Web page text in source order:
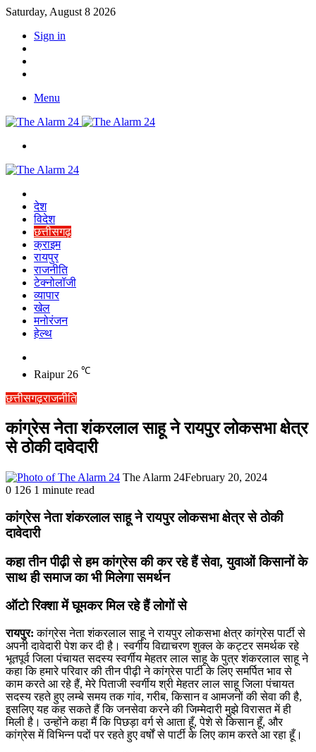
Saturday, August 8 2026
Sign in
Menu
देश
विदेश
छत्तीसगढ़
क्राइम
रायपुर
राजनीति
टेक्नोलॉजी
व्यापार
खेल
मनोरंजन
हेल्थ
skin
Raipur 26 ℃
छत्तीसगढ़राजनीति
कांग्रेस नेता शंकरलाल साहू ने रायपुर लोकसभा क्षेत्र
से ठोकी दावेदारी
The Alarm 24February 20, 2024
0 126 1 minute read
कांग्रेस नेता शंकरलाल साहू ने रायपुर लोकसभा क्षेत्र से ठोकी
दावेदारी
कहा तीन पीढ़ी से हम कांग्रेस की कर रहे हैं सेवा, युवाओं किसानों के
साथ ही समाज का भी मिलेगा समर्थन
ऑटो रिक्शा में घूमकर मिल रहे हैं लोगों से
रायपुर: कांग्रेस नेता शंकरलाल साहू ने रायपुर लोकसभा क्षेत्र कांग्रेस पार्टी से
अपनी दावेदारी पेश कर दी है। स्वर्गीय विद्याचरण शुक्ल के कट्टर समर्थक रहे
भूतपूर्व जिला पंचायत सदस्य स्वर्गीय मेहतर लाल साहू के पुत्र शंकरलाल साहू ने
कहा कि हमारे परिवार की तीन पीढ़ी ने कांग्रेस पार्टी के लिए समर्पित भाव से
काम करते आ रहे हैं, मेरे पिताजी स्वर्गीय श्री मेहतर लाल साहू जिला पंचायत
सदस्य रहते हुए लम्बे समय तक गांव, गरीब, किसान व आमजनों की सेवा की है,
इसलिए यह कह सकते हैं कि जनसेवा करने की जिम्मेदारी मुझे विरासत में ही
मिली है। उन्होंने कहा मैं कि पिछड़ा वर्ग से आता हूँ, पेशे से किसान हूँ, और
कांग्रेस में विभिन्न पदों पर रहते हुए वर्षों से पार्टी के लिए काम करते आ रहा हूँ।